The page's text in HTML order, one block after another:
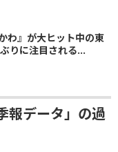
わ』が大ヒット中の東
りに注目される...
報データ」の過